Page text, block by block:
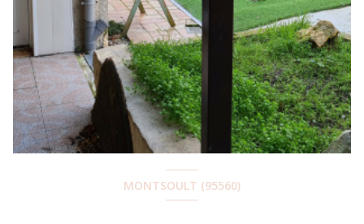
MONTSOULT (95560)